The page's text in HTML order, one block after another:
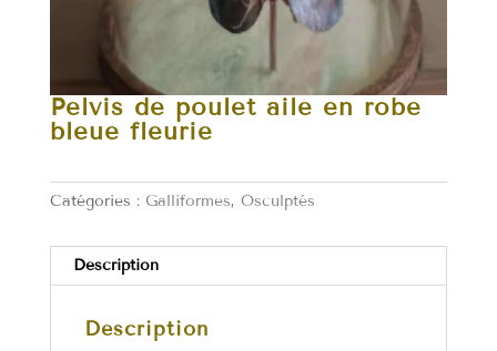
Pelvis de poulet ailé en robe
bleue fleurie
Catégories : Galliformes, Osculptés
Description
Description